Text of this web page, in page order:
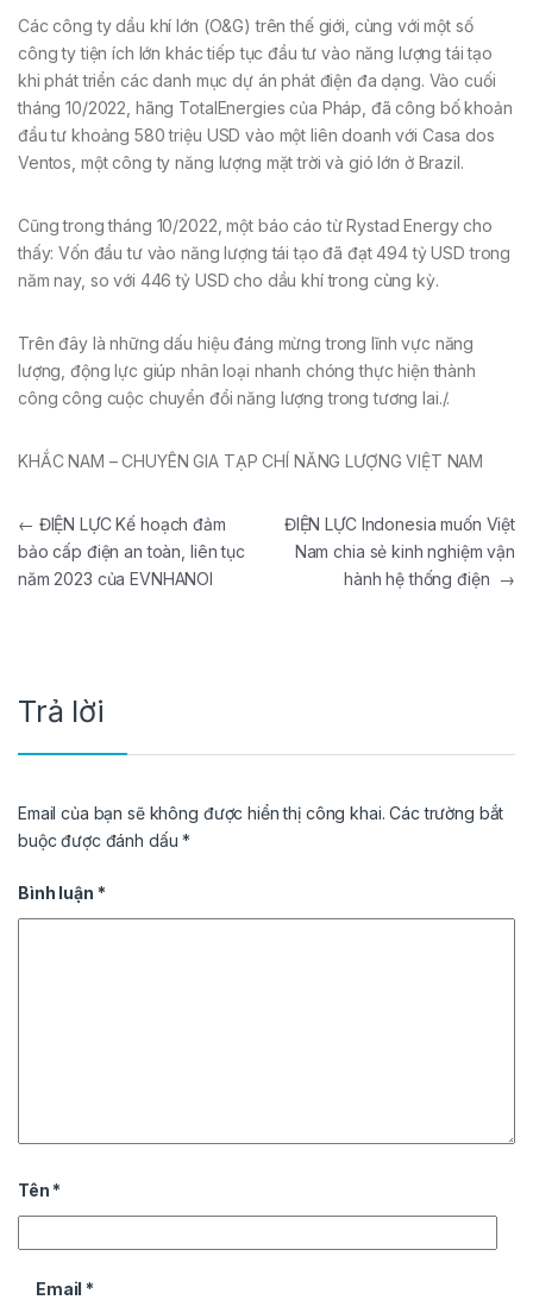
Các công ty dầu khí lớn (O&G) trên thế giới, cùng với một số
công ty tiện ích lớn khác tiếp tục đầu tư vào năng lượng tái tạo
khi phát triển các danh mục dự án phát điện đa dạng. Vào cuối
tháng 10/2022, hãng TotalEnergies của Pháp, đã công bố khoản
đầu tư khoảng 580 triệu USD vào một liên doanh với Casa dos
Ventos, một công ty năng lượng mặt trời và gió lớn ở Brazil.
Cũng trong tháng 10/2022, một báo cáo từ Rystad Energy cho
thấy: Vốn đầu tư vào năng lượng tái tạo đã đạt 494 tỷ USD trong
năm nay, so với 446 tỷ USD cho dầu khí trong cùng kỳ.
Trên đây là những dấu hiệu đáng mừng trong lĩnh vực năng
lượng, động lực giúp nhân loại nhanh chóng thực hiện thành
công công cuộc chuyển đổi năng lượng trong tương lai./.
KHẮC NAM – CHUYÊN GIA TẠP CHÍ NĂNG LƯỢNG VIỆT NAM
Điều hướng bài viết
← ĐIỆN LỰC Kế hoạch đảm
bảo cấp điện an toàn, liên tục
năm 2023 của EVNHANOI
ĐIỆN LỰC Indonesia muốn Việt
Nam chia sẻ kinh nghiệm vận
hành hệ thống điện →
Trả lời
Email của bạn sẽ không được hiển thị công khai. Các trường bắt
buộc được đánh dấu*
Bình luận *
Tên *
Email *